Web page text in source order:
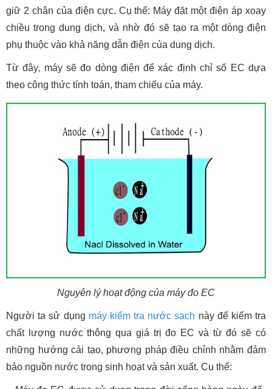
giữ 2 chân của điện cực. Cụ thể: Máy đặt một điện áp xoay
chiều trong dung dịch, và nhờ đó sẽ tạo ra một dòng điện
phụ thuộc vào khả năng dẫn điện của dung dịch.
Từ đây, máy sẽ đo dòng điện để xác định chỉ số EC dựa
theo công thức tính toán, tham chiếu của máy.
Nguyên lý hoạt động của máy đo EC
Người ta sử dụng máy kiểm tra nước sạch này để kiểm tra
chất lượng nước thông qua giá trị đo EC và từ đó sẽ có
những hướng cải tạo, phương pháp điều chỉnh nhằm đảm
bảo nguồn nước trong sinh hoạt và sản xuất. Cụ thể: